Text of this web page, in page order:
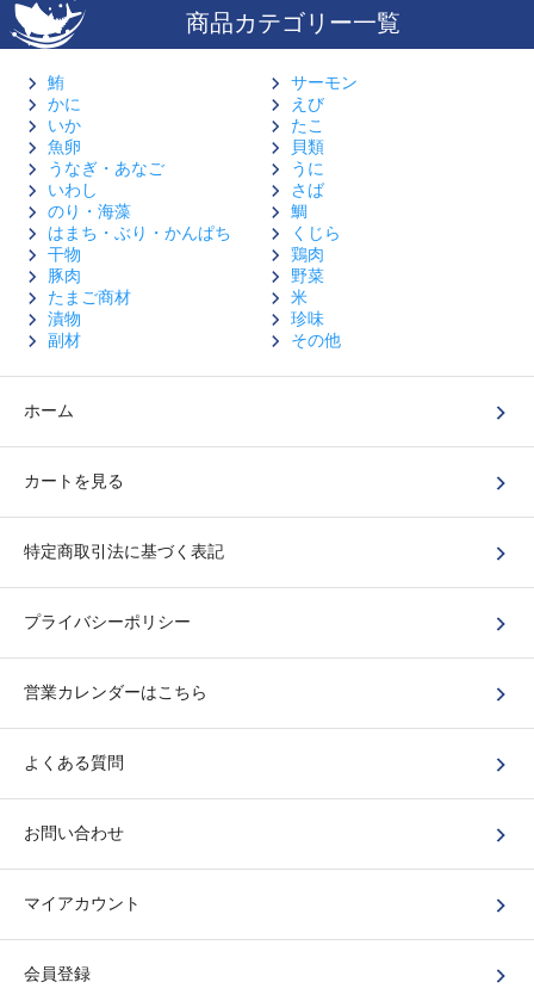
商品カテゴリー一覧
鮪
サーモン
かに
えび
いか
たこ
魚卵
貝類
うなぎ・あなご
うに
いわし
さば
のり・海藻
鯛
はまち・ぶり・かんぱち
くじら
干物
鶏肉
豚肉
野菜
たまご商材
米
漬物
珍味
副材
その他
ホーム
カートを見る
特定商取引法に基づく表記
プライバシーポリシー
営業カレンダーはこちら
よくある質問
お問い合わせ
マイアカウント
会員登録